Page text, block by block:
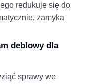
redukuje się do
zamyka
deblowy dla
sprawy we